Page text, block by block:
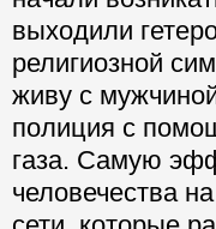
выходили
религиозной
живу с
полиция с
газа. Самую
человечества